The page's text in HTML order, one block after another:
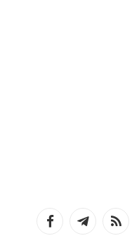
FacebookTelegramRSS